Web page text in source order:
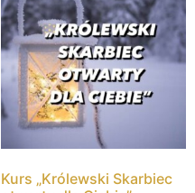
Kurs „Królewski Skarbiec